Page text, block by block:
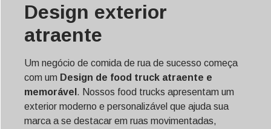
Design exterior
atraente
Um negócio de comida de rua de sucesso começa
com um Design de food truck atraente e
memorável . Nossos food trucks apresentam um
exterior moderno e personalizável que ajuda sua
marca a se destacar em ruas movimentadas,